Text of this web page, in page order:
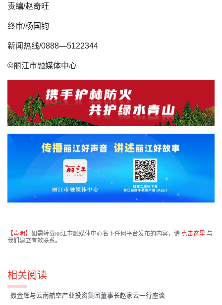
责编/赵奇旺
终审/杨国钧
新闻热线/0888—5122344
©丽江市融媒体中心
【声明】 如需转载丽江市融媒体中心名下任何平台发布的内容，请 点击这里 与
我们建立有效联系。
相关阅读
聂金辉与云南航空产业投资集团董事长赵家云一行座谈